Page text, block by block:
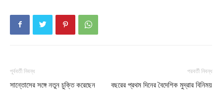
পূর্ববর্তী নিবন্ধ
সান্তোসের সঙ্গে নতুন চুক্তি করেছেন
পরবর্তী নিবন্ধ
বছরের প্রথম দিনের বৈদেশিক মুদ্রার বিনিময়